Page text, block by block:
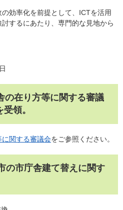
効率化を前提として、ICTを活用
するにあたり、専門的な見地から
の在り方等に関する審議
領。
関する審議会をご参照ください。
市庁舎建て替えに関す